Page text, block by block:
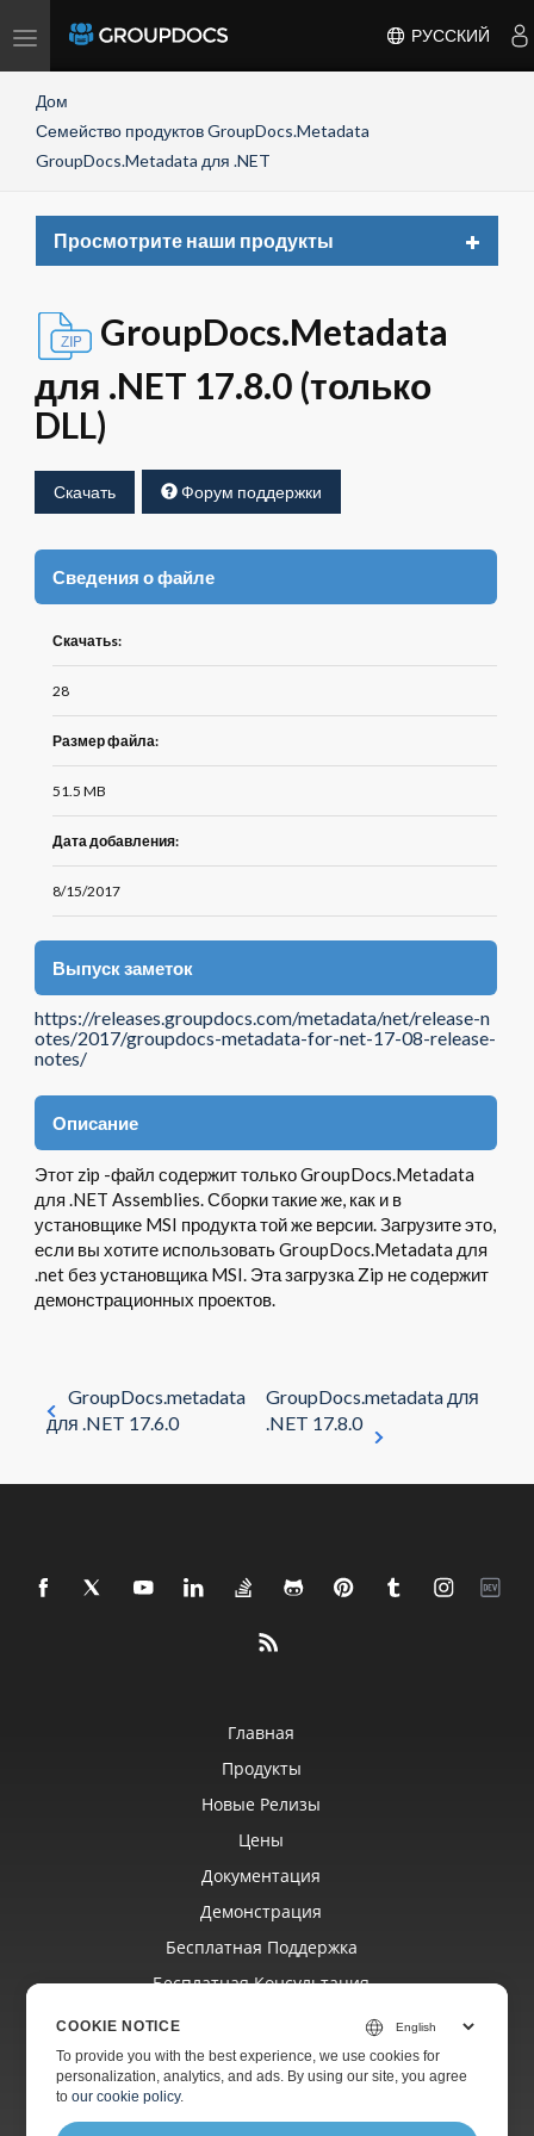
Toggle
РУССКИЙ
Дом
Семейство продуктов GroupDocs.Metadata
GroupDocs.Metadata для .NET
Просмотрите наши продукты
Toggle
GroupDocs.Metadata
для .NET 17.8.0 (только
DLL)
Скачать Форум поддержки
Сведения о файле
Скачатьs:
28
Размер файла:
51.5 MB
Дата добавления:
8/15/2017
Выпуск заметок
https://releases.groupdocs.com/metadata/net/release-n
otes/2017/groupdocs-metadata-for-net-17-08-release-
notes/
Описание
Этот zip -файл содержит только GroupDocs.Metadata
для .NET Assemblies. Сборки такие же, как и в
установщике MSI продукта той же версии. Загрузите это,
если вы хотите использовать GroupDocs.Metadata для
.net без установщика MSI. Эта загрузка Zip не содержит
демонстрационных проектов.
GroupDocs.metadata
для .NET 17.6.0
GroupDocs.metadata для
.NET 17.8.0
Главная
Продукты
Новые Релизы
Цены
Документация
Демонстрация
Бесплатная Поддержка
Бесплатная Консультация
Платная Поддержка
Платный Консалтинг
COOKIE NOTICE
To provide you with the best experience, we use cookies for
personalization, analytics, and ads. By using our site, you agree
toour cookie policy.